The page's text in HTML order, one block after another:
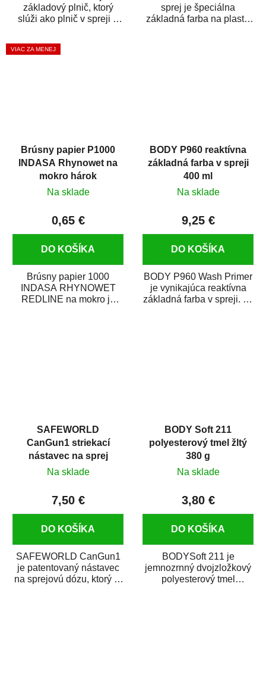
základový plnič, ktorý
slúži ako plnič v spreji a
zároveň. HB BODY...
sprej je špeciálna
základná farba na plasty,
VIAC ZA MENEJ
Brúsny papier P1000
INDASA Rhynowet na
mokro hárok
Na sklade
0,65 €
DO KOŠÍKA
Brúsny papier 1000
INDASA RHYNOWET
REDLINE na mokro je
BODY P960 reaktívna
základná farba v spreji
400 ml
Na sklade
9,25 €
DO KOŠÍKA
BODY P960 Wash Primer
je vynikajúca reaktívna
základná farba v spreji. Je
SAFEWORLD
CanGun1 striekací
nástavec na sprej
Na sklade
7,50 €
DO KOŠÍKA
SAFEWORLD CanGun1
je patentovaný nástavec
na sprejovú dózu, ktorý ju
BODY Soft 211
polyesterový tmel žltý
380 g
Na sklade
3,80 €
DO KOŠÍKA
BODYSoft 211 je
jemnozrnný dvojzložkový
polyesterový tmel